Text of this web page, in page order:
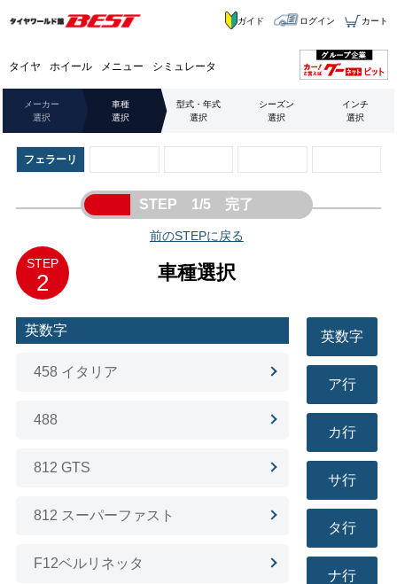
タイヤ ホイール メニュー シミュレータ
ガイド ログイン カート
メーカー
選択
車種
選択
型式・年式
選択
シーズン
選択
インチ
選択
フェラーリ
STEP 1/5 完了
前のSTEPに戻る
STEP
2 車種選択
英数字
ア行
カ行
サ行
タ行
ナ行
英数字
458 イタリア
488
812 GTS
812 スーパーファスト
F12ベルリネッタ